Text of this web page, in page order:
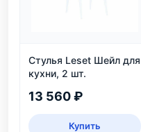
Стулья Leset Шейл для
кухни, 2 шт.
13 560 ₽
Купить